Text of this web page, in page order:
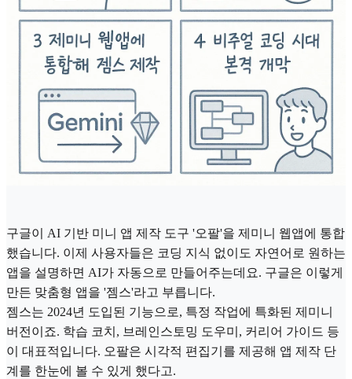
구글이 AI 기반 미니 앱 제작 도구 '오팔'을 제미니 웹앱에 통합
했습니다. 이제 사용자들은 코딩 지식 없이도 자연어로 원하는
앱을 설명하면 AI가 자동으로 만들어주는데요. 구글은 이렇게
만든 맞춤형 앱을 '젬스'라고 부릅니다.
젬스는 2024년 도입된 기능으로, 특정 작업에 특화된 제미니
버전이죠. 학습 코치, 브레인스토밍 도우미, 커리어 가이드 등
이 대표적입니다. 오팔은 시각적 편집기를 제공해 앱 제작 단
계를 한눈에 볼 수 있게 했다고.